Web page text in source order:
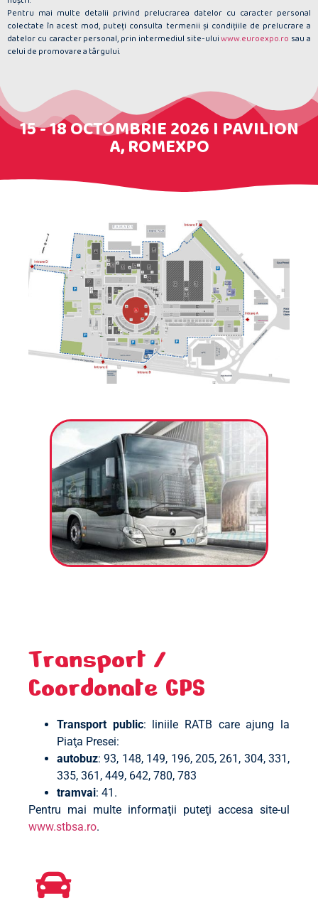
Pentru mai multe detalii privind prelucrarea datelor cu caracter personal
colectate în acest mod, puteţi consulta termenii şi condiţiile de prelucrare a
datelor cu caracter personal, prin intermediul site-uluiwww.euroexpo.ro sau a
celui de promovare a târgului.
15 - 18 OCTOMBRIE 2026 I PAVILION
A, ROMEXPO
Transport /
Coordonate GPS
Transport public: liniile RATB care ajung la
Piaţa Presei:
autobuz: 93, 148, 149, 196, 205, 261, 304, 331,
335, 361, 449, 642, 780, 783
tramvai: 41.
Pentru mai multe informaţii puteţi accesa site-ul
www.stbsa.ro.